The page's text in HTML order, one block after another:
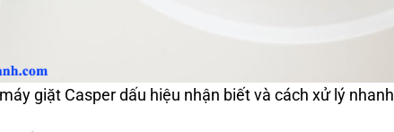
giặt Casper dấu hiệu nhận biết và cách xử lý nhanh